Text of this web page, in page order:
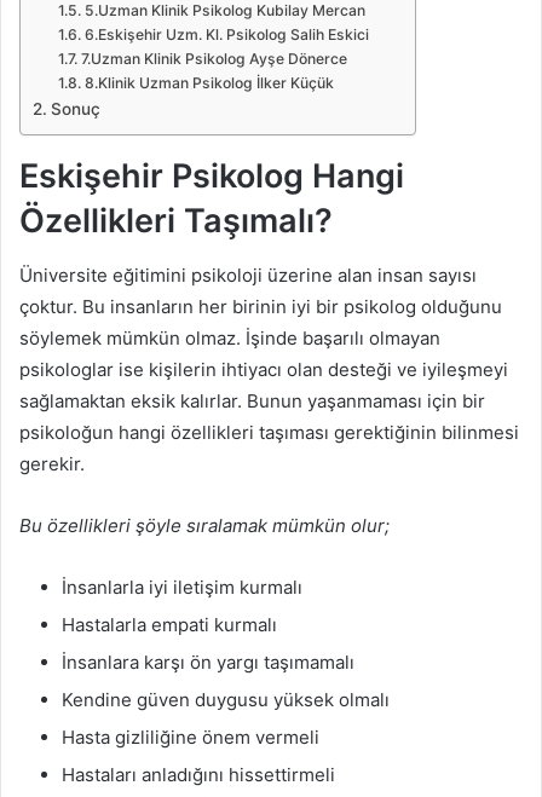
5.Uzman Klinik Psikolog Kubilay Mercan
6.Eskişehir Uzm. Kl. Psikolog Salih Eskici
7.Uzman Klinik Psikolog Ayşe Dönerce
8.Klinik Uzman Psikolog İlker Küçük
Sonuç
Eskişehir Psikolog Hangi
Özellikleri Taşımalı?
Üniversite eğitimini psikoloji üzerine alan insan sayısı
çoktur. Bu insanların her birinin iyi bir psikolog olduğunu
söylemek mümkün olmaz. İşinde başarılı olmayan
psikologlar ise kişilerin ihtiyacı olan desteği ve iyileşmeyi
sağlamaktan eksik kalırlar. Bunun yaşanmaması için bir
psikoloğun hangi özellikleri taşıması gerektiğinin bilinmesi
gerekir.
Bu özellikleri şöyle sıralamak mümkün olur;
İnsanlarla iyi iletişim kurmalı
Hastalarla empati kurmalı
İnsanlara karşı ön yargı taşımamalı
Kendine güven duygusu yüksek olmalı
Hasta gizliliğine önem vermeli
Hastaları anladığını hissettirmeli